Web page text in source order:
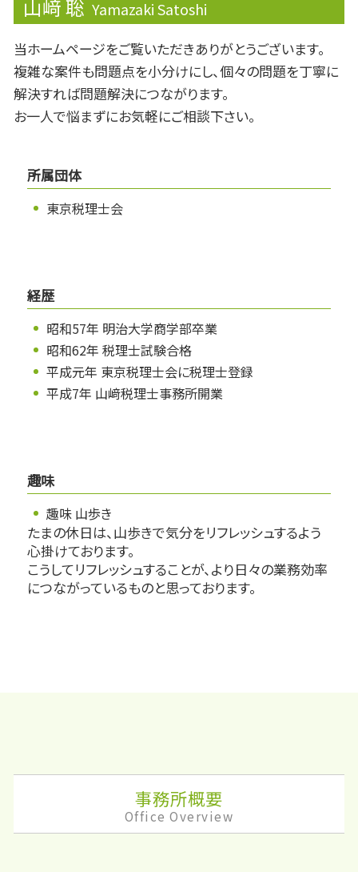
山﨑 聡 Yamazaki Satoshi
当ホームページをご覧いただきありがとうございます。
複雑な案件も問題点を小分けにし、個々の問題を丁寧に
解決すれば問題解決につながります。
お一人で悩まずにお気軽にご相談下さい。
所属団体
東京税理士会
経歴
昭和57年 明治大学商学部卒業
昭和62年 税理士試験合格
平成元年 東京税理士会に税理士登録
平成7年 山﨑税理士事務所開業
趣味
趣味 山歩き
たまの休日は、山歩きで気分をリフレッシュするよう
心掛けております。
こうしてリフレッシュすることが、より日々の業務効率
につながっているものと思っております。
事務所概要
Office Overview